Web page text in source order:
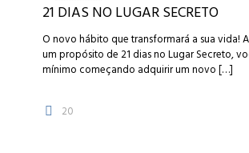
21 DIAS NO LUGAR SECRETO
O novo hábito que transformará a sua vida!
um propósito de 21 dias no Lugar Secreto,
mínimo começando adquirir um novo[…]
20